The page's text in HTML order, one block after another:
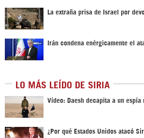
La extraña prisa de Israel por
Irán condena enérgicamente el
LO MÁS LEÍDO DE SIRIA
Vídeo: Daesh decapita a un espía
¿Por qué Estados Unidos atacó